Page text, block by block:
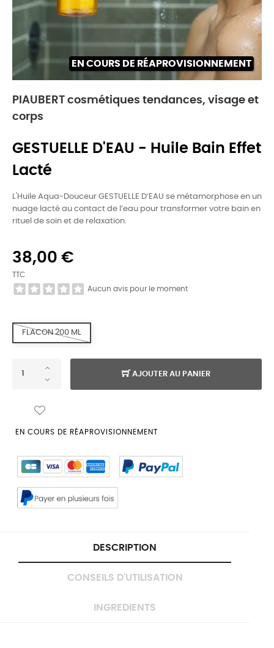
EN COURS DE RÉAPROVISIONNEMENT
PIAUBERT cosmétiques tendances, visage et
corps
GESTUELLE D'EAU - Huile Bain Effet
Lacté
L'Huile Aqua-Douceur GESTUELLE D’EAU se métamorphose en un
nuage lacté au contact de l’eau pour transformer votre bain en
rituel de soin et de relaxation.
38,00 €
TTC
Aucun avis pour le moment
FLACON 200 ML
AJOUTER AU PANIER
EN COURS DE RÉAPROVISIONNEMENT
DESCRIPTION
CONSEILS D'UTILISATION
INGREDIENTS